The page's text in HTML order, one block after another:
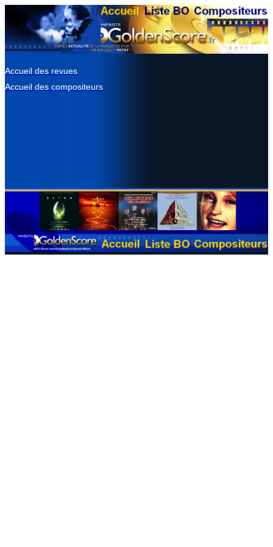
Accueil des revues
Accueil des compositeurs